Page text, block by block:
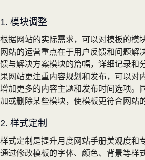
1. 模块调整
根据网站的实际需求，可以对模板的模
网站的运营重点在于用户反馈和问题解
馈与解决方案模块的篇幅，详细记录和
果网站更注重内容规划和发布，可以对
增加更多的内容主题和发布时间选项。
加或删除某些模块，使模板更符合网站
2. 样式定制
样式定制是提升月度网站手册美观度和
通过修改模板的字体、颜色、背景等样